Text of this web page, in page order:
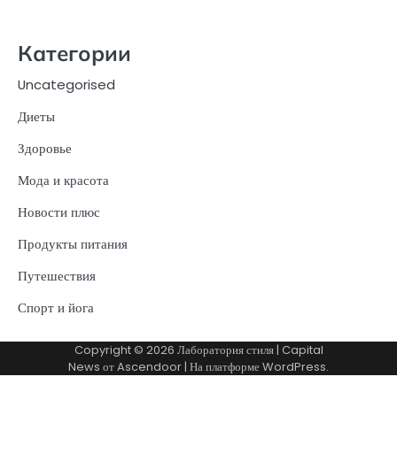
Категории
Uncategorised
Диеты
Здоровье
Мода и красота
Новости плюс
Продукты питания
Путешествия
Спорт и йога
Copyright © 2026 Лаборатория стиля| Capital
News отAscendoor| На платформеWordPress.